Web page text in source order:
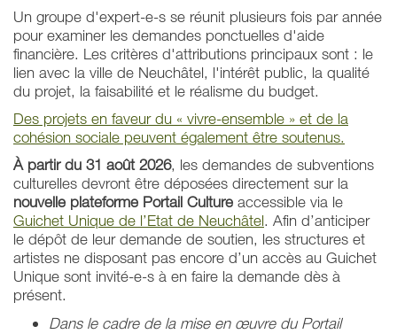
Un groupe d'expert-e-s se réunit plusieurs fois par année
pour examiner les demandes ponctuelles d'aide
financière. Les critères d'attributions principaux sont : le
lien avec la ville de Neuchâtel, l'intérêt public, la qualité
du projet, la faisabilité et le réalisme du budget.
Des projets en faveur du « vivre-ensemble » et de la
cohésion sociale peuvent également être soutenus.
À partir du 31 août 2026, les demandes de subventions
culturelles devront être déposées directement sur la
nouvelle plateforme Portail Culture accessible via le
Guichet Unique de l’Etat de Neuchâtel. Afin d’anticiper
le dépôt de leur demande de soutien, les structures et
artistes ne disposant pas encore d’un accès au Guichet
Unique sont invité-e-s à en faire la demande dès à
présent.
Dans le cadre de la mise en œuvre du Portail